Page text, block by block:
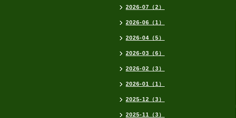
2026-07（2）
2026-06（1）
2026-04（5）
2026-03（6）
2026-02（3）
2026-01（1）
2025-12（3）
2025-11（3）